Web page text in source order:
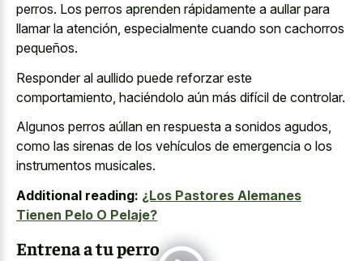
perros. Los perros aprenden rápidamente a aullar para
llamar la atención, especialmente cuando son cachorros
pequeños.
Responder al aullido puede reforzar este
comportamiento, haciéndolo aún más difícil de controlar.
Algunos perros aúllan en respuesta a sonidos agudos,
como las sirenas de los vehículos de emergencia o los
instrumentos musicales.
Additional reading: ¿Los Pastores Alemanes
Tienen Pelo O Pelaje?
Entrena a tu perro